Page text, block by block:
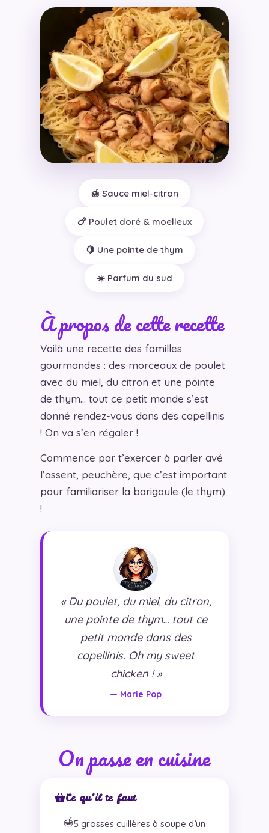
🍯 Sauce miel-citron
🍗 Poulet doré & moelleux
🍋 Une pointe de thym
☀️ Parfum du sud
À propos de cette recette
Voilà une recette des familles
gourmandes : des morceaux de poulet
avec du miel, du citron et une pointe
de thym… tout ce petit monde s’est
donné rendez-vous dans des capellinis
! On va s’en régaler !
Commence par t’exercer à parler avé
l’assent, peuchère, que c’est important
pour familiariser la barigoule (le thym)
!
« Du poulet, du miel, du citron,
une pointe de thym… tout ce
petit monde dans des
capellinis. Oh my sweet
chicken ! »
— Marie Pop
On passe en cuisine
Ce qu’il te faut
🍯5 grosses cuillères à soupe d’un